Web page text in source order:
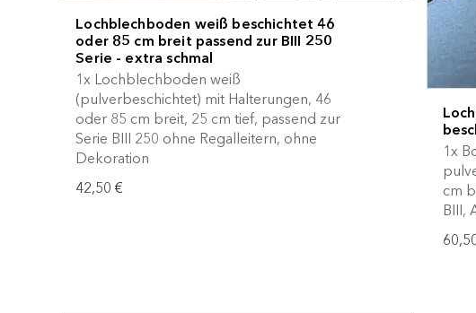
Lochblechboden weiß beschichtet 46
oder 85 cm breit passend zur BIII 250
Serie - extra schmal
1x Lochblechboden weiß
(pulverbeschichtet) mit Halterungen, 46
oder 85 cm breit, 25 cm tief, passend zur
Serie BIII 250 ohne Regalleitern, ohne
Dekoration
42,50 €
1x
cm
BIII,